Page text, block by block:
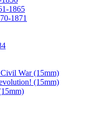
1865
1871
War (15mm)
(15mm)